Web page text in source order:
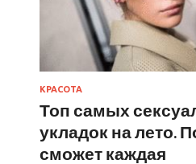
КРАСОТА
Топ самых
укладок на лето.
сможет каждая